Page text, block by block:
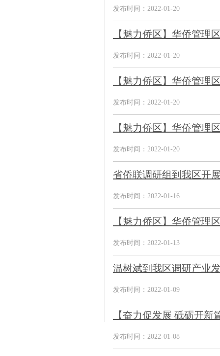
发布时间：2022-01-20
【魅力侨区】华侨管理
发布时间：2022-01-20
【魅力侨区】华侨管理
发布时间：2022-01-20
【魅力侨区】华侨管理
发布时间：2022-01-20
省侨联调研组到我区开
发布时间：2022-01-16
【魅力侨区】华侨管理
发布时间：2022-01-13
温树斌到我区调研产业
发布时间：2022-01-09
【奋力促发展 砥砺开
发布时间：2022-01-08